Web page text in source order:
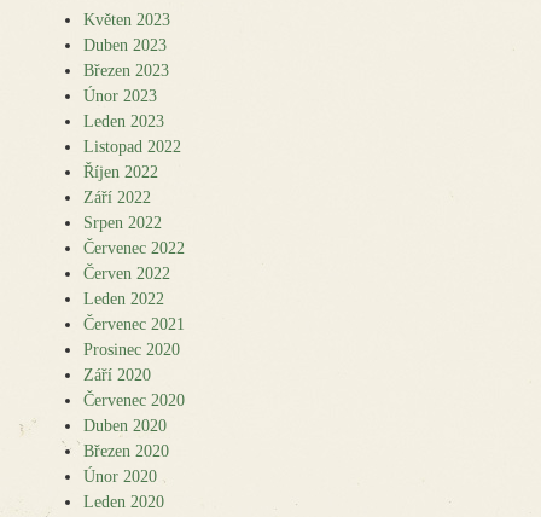
Květen 2023
Duben 2023
Březen 2023
Únor 2023
Leden 2023
Listopad 2022
Říjen 2022
Září 2022
Srpen 2022
Červenec 2022
Červen 2022
Leden 2022
Červenec 2021
Prosinec 2020
Září 2020
Červenec 2020
Duben 2020
Březen 2020
Únor 2020
Leden 2020